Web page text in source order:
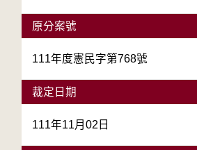
原分案號
111年度憲民字第768號
裁定日期
111年11月02日